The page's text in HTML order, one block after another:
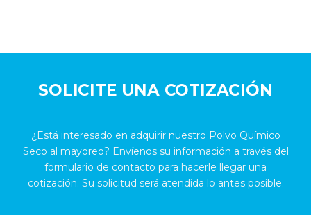
SOLICITE UNA COTIZACIÓN
¿Está interesado en adquirir nuestro Polvo Químico
Seco al mayoreo? Envíenos su información a través del
formulario de contacto para hacerle llegar una
cotización. Su solicitud será atendida lo antes posible.